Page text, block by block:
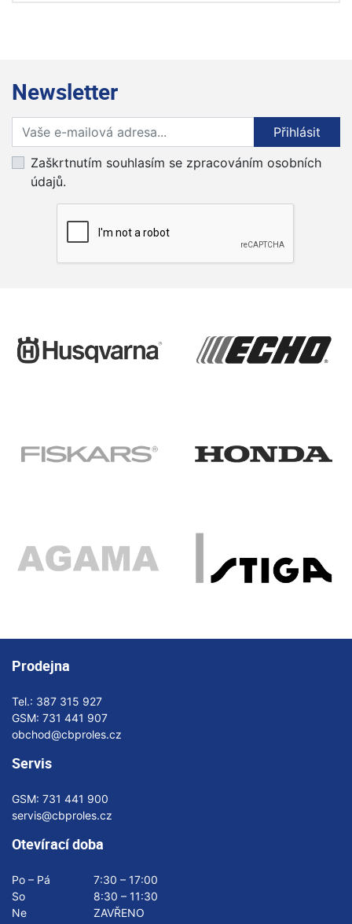
Newsletter
Přihlaste se k odběru novinek
Přihlásit
Zaškrtnutím souhlasím se zpracováním osobních
údajů.
Prodejna
Tel.: 387 315 927
GSM: 731 441 907
obchod@cbproles.cz
Servis
GSM: 731 441 900
servis@cbproles.cz
Otevírací doba
Po – Pá
7:30 – 17:00
So
8:30 – 11:30
Ne
ZAVŘENO